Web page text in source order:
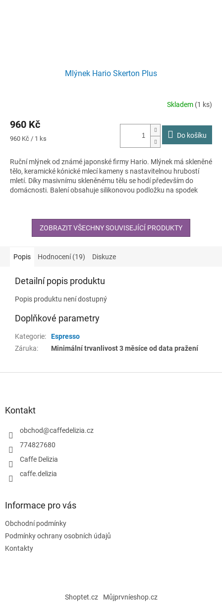
Mlýnek Hario Skerton Plus
Skladem (1 ks)
960 Kč
Měrná
960 Kč / 1 ks Do košíku
Ruční mlýnek od známé japonské firmy Hario. Mlýnek má skleněné
tělo, keramické kónické mlecí kameny s nastavitelnou hrubostí
mletí. Díky masivnímu skleněnému tělu se hodí především do
domácnosti. Balení obsahuje silikonovou podložku na spodek
uskladnění namleté kávy. Mletí kávy tímto mlýnkem je uživatelsky
příjemné a rychlé.ZOBRAZIT VŠECHNY SOUVISEJÍCÍ PRODUKTY
Popis Hodnocení (19) Diskuze
Detailní popis produktu
Popis produktu není dostupný
Doplňkové parametry
Kategorie:
Espresso
Záruka: Minimální trvanlivost 3 měsíce od data pražení
Kontakt
obchod@caffedelizia.cz
774827680
Caffe Delizia
caffe.delizia
Informace pro vás
Obchodní podmínky
Podmínky ochrany osobních údajů
Kontakty
Shoptet.cz Můjprvníeshop.cz